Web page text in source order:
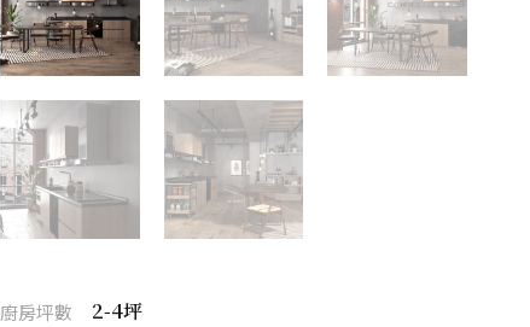
廚房坪數 2-4坪